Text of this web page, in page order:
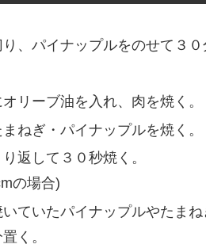
、パイナップルをのせて３０
リーブ油を入れ、肉を焼く。
ねぎ・パイナップルを焼く。
返して３０秒焼く。
の場合)
ていたパイナップルやたま
く。